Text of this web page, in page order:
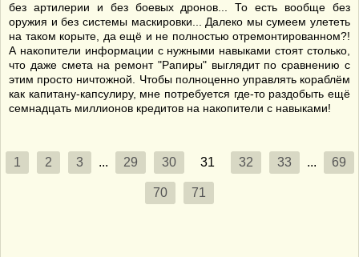
без артилерии и без боевых дронов... То есть вообще без
оружия и без системы маскировки... Далеко мы сумеем улететь
на таком корыте, да ещё и не полностью отремонтированном?!
А накопители информации с нужными навыками стоят столько,
что даже смета на ремонт "Рапиры" выглядит по сравнению с
этим просто ничтожной. Чтобы полноценно управлять кораблём
как капитану-капсулиру, мне потребуется где-то раздобыть ещё
семнадцать миллионов кредитов на накопители с навыками!
1 2 3 ... 29 30 31 32 33 ... 69
70 71